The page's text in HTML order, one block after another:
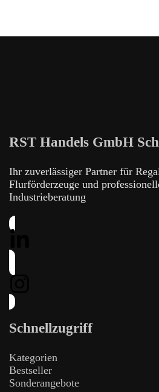
RST Handels GmbH
Ihr zuverlässiger Partner für
Flurförderzeuge und
Industrieberatung
Schnellzugriff
Kategorien
Bestseller
Sonderangebote